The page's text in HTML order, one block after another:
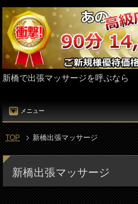
新橋で出張マッサージを呼ぶなら
メニュー
TOP 新橋出張マッサージ
新橋出張マッサージ